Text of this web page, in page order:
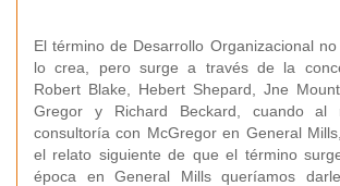
El término de Desarrollo Organizacional
lo crea, pero surge a través de la
Robert Blake, Hebert Shepard, Jne
Gregor y Richard Beckard, cuando al
consultoría con McGregor en General
el relato siguiente de que el término
época en General Mills queríamos